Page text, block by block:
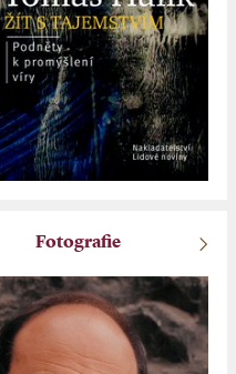
Fotografie